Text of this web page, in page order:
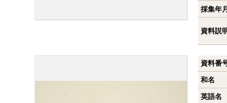
採集年
資料説
資料番
和名
英語名